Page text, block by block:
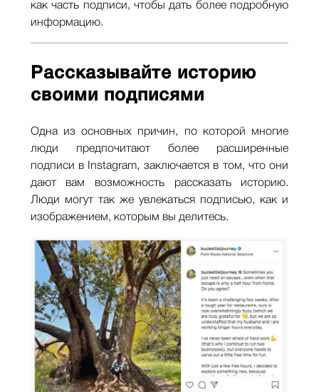
как часть подписи, чтобы дать более подробную
информацию.
Рассказывайте историю
своими подписями
Одна из основных причин, по которой многие
люди предпочитают более расширенные
подписи в Instagram, заключается в том, что они
дают вам возможность рассказать историю.
Люди могут так же увлекаться подписью, как и
изображением, которым вы делитесь.